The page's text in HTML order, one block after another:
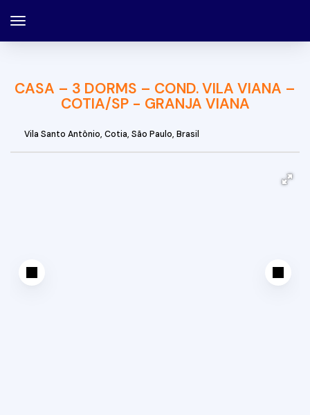
CASA – 3 DORMS – COND. VILA VIANA –
COTIA/SP - GRANJA VIANA
Vila Santo Antônio, Cotia, São Paulo, Brasil